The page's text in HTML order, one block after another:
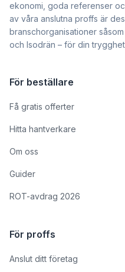
ekonomi, goda referenser
av våra anslutna proffs är
branschorganisationer
och Isodrän – för din
För beställare
Få gratis offerter
Hitta hantverkare
Om oss
Guider
ROT-avdrag 2026
För proffs
Anslut ditt företag